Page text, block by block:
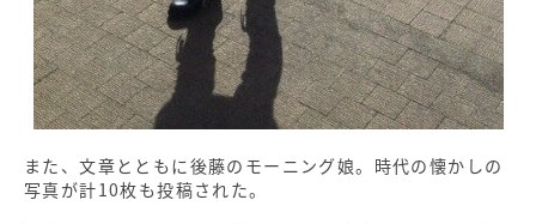
また、文章とともに後藤のモーニング娘。時代の懐かしの
写真が計10枚も投稿された。